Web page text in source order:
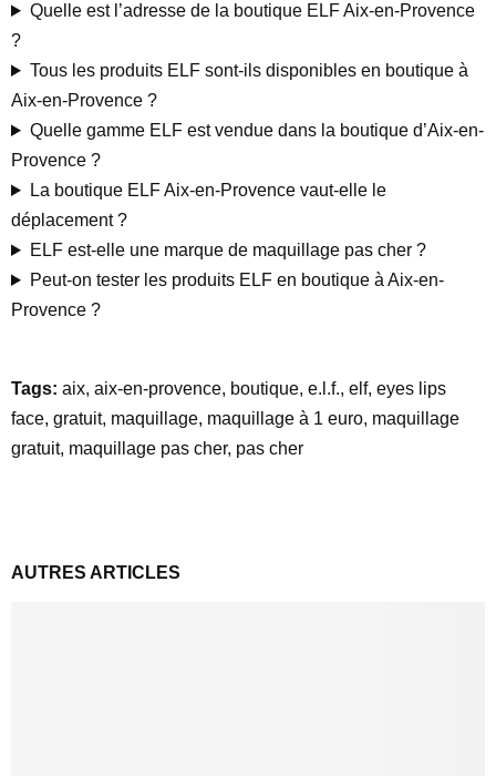
Quelle est l’adresse de la boutique ELF Aix-en-Provence
?
Tous les produits ELF sont-ils disponibles en boutique à
Aix-en-Provence ?
Quelle gamme ELF est vendue dans la boutique d’Aix-en-
Provence ?
La boutique ELF Aix-en-Provence vaut-elle le
déplacement ?
ELF est-elle une marque de maquillage pas cher ?
Peut-on tester les produits ELF en boutique à Aix-en-
Provence ?
Tags: aix, aix-en-provence, boutique, e.l.f., elf, eyes lips
face, gratuit, maquillage, maquillage à 1 euro, maquillage
gratuit, maquillage pas cher, pas cher
AUTRES ARTICLES